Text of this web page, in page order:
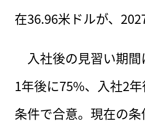
在36.96米ドルが、
入社後の見習い期間
1年後に75%、入社2
条件で合意。現在の